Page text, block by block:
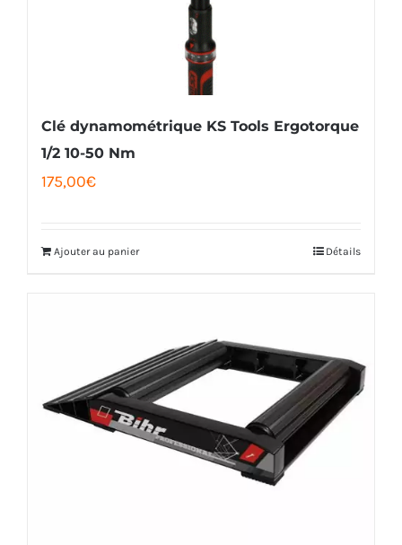
Clé dynamométrique KS Tools Ergotorque
1/2 10-50 Nm
175,00€
Ajouter au panier Détails